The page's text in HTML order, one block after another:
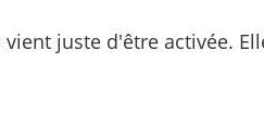
vient juste d'être activée.